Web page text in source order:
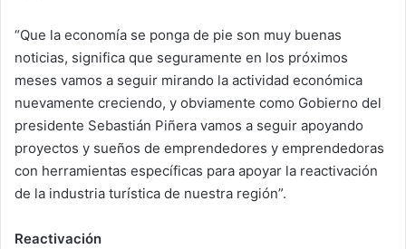
“Que la economía se ponga de pie son muy buenas
noticias, significa que seguramente en los próximos
meses vamos a seguir mirando la actividad económica
nuevamente creciendo, y obviamente como Gobierno del
presidente Sebastián Piñera vamos a seguir apoyando
proyectos y sueños de emprendedores y emprendedoras
con herramientas específicas para apoyar la reactivación
de la industria turística de nuestra región”.
Reactivación